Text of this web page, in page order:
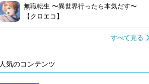
無職転生 〜異世界行ったら本気だす〜
【クロエコ】
すべて見る
人気のコンテンツ